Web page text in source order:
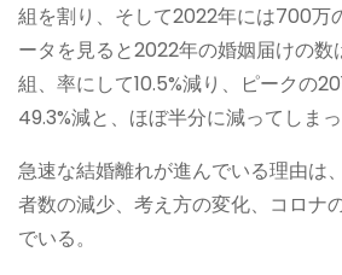
組を割り、そして2022年には700万
ータを見ると2022年の婚姻届けの
組、率にして10.5%減り、ピークの
49.3%減と、ほぼ半分に減ってしまっ
急速な結婚離れが進んでいる理由は
者数の減少、考え方の変化、コロナ
でいる。